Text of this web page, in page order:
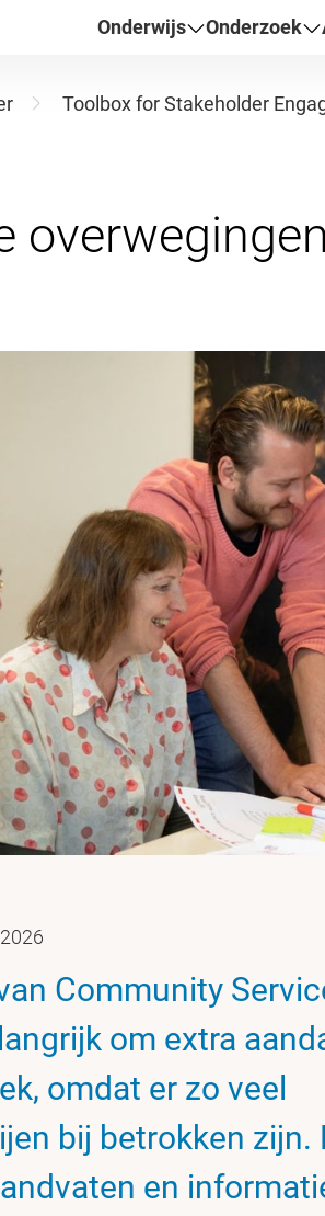
Onderwijs Onderzoek
Toolbox for Stakeholder
Community
om extra
omdat er zo veel
bij betrokken zijn.
en